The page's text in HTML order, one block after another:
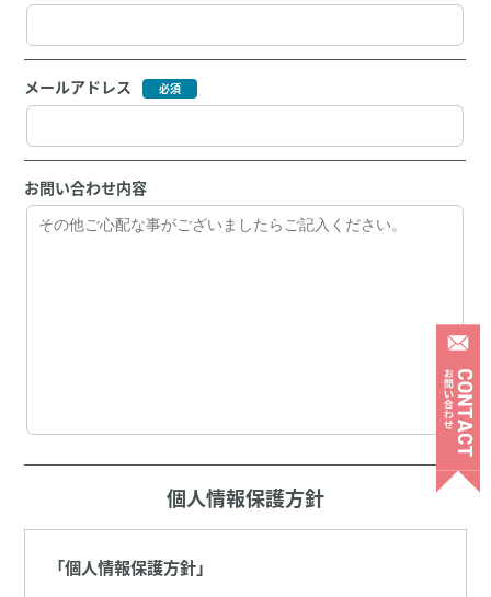
メールアドレス
お問い合わせ内容
個人情報保護方針
「個人情報保護方針」